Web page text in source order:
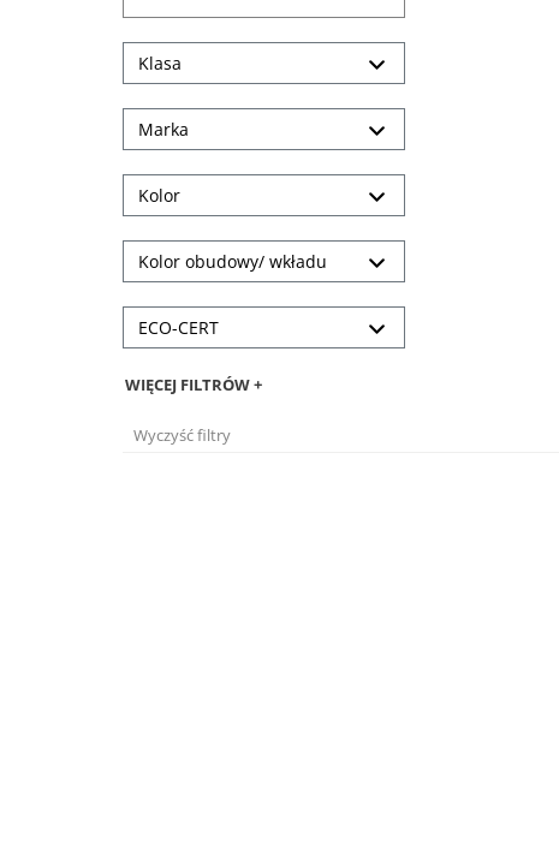
Klasa
Marka
Kolor
Kolor obudowy/ wkładu
ECO-CERT
WIĘCEJ FILTRÓW +
Wyczyść filtry